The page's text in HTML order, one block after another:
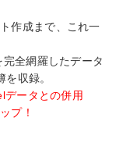
作成まで、これ一
全網羅したデータ
収録。
データとの併用
プ！